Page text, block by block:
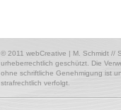
© 2011 webCreative | M. Schmidt //
urheberrechtlich geschützt. Die
ohne schriftliche Genehmigung ist
strafrechtlich verfolgt.